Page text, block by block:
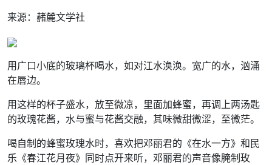
来源：赭麓文学社
用广口小底的玻璃杯喝水，如对江水涣涣。宽广的水，汹涌
在唇边。
用这样的杯子盛水，放至微凉，里面加蜂蜜，再调上两汤匙
的玫瑰花酱，水与蜜与花酱交融，其味微甜微涩，至微茫。
喝自制的蜂蜜玫瑰水时，喜欢把邓丽君的《在水一方》和民
乐《春江花月夜》同时点开来听，邓丽君的声音像腌制玫